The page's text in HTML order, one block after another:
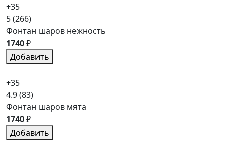
+35
5(266)
Фонтан шаров нежность
1740₽
Добавить
+35
4.9(83)
Фонтан шаров мята
1740₽
Добавить